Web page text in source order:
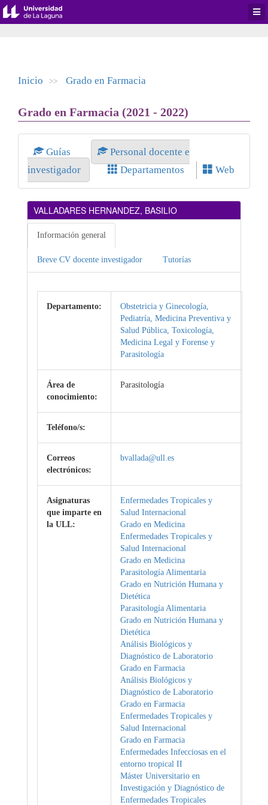
Inicio >> Grado en Farmacia
Grado en Farmacia (2021 - 2022)
Guías
Personal docente e
investigador
Departamentos Web
VALLADARES HERNANDEZ, BASILIO
Información general
Breve CV docente investigador Tutorías
Departamento:
Obstetricia y Ginecología,
Pediatría, Medicina Preventiva y
Salud Pública, Toxicología,
Medicina Legal y Forense y
Parasitología
Área de
conocimiento:
Parasitología
Teléfono/s:
Correos
electrónicos:
bvallada@ull.es
Asignaturas
que imparte en
la ULL:
Enfermedades Tropicales y
Salud Internacional
Grado en Medicina
Enfermedades Tropicales y
Salud Internacional
Grado en Medicina
Parasitología Alimentaria
Grado en Nutrición Humana y
Dietética
Parasitología Alimentaria
Grado en Nutrición Humana y
Dietética
Análisis Biológicos y
Diagnóstico de Laboratorio
Grado en Farmacia
Análisis Biológicos y
Diagnóstico de Laboratorio
Grado en Farmacia
Enfermedades Tropicales y
Salud Internacional
Grado en Farmacia
Enfermedades Infecciosas en el
entorno tropical II
Máster Universitario en
Investigación y Diagnóstico de
Enfermedades Tropicales